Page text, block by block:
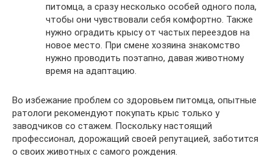
питомца, а сразу несколько особей одного пола,
чтобы они чувствовали себя комфортно. Также
нужно оградить крысу от частых переездов на
новое место. При смене хозяина знакомство
нужно проводить поэтапно, давая животному
время на адаптацию.
Во избежание проблем со здоровьем питомца, опытные
ратологи рекомендуют покупать крыс только у
заводчиков со стажем. Поскольку настоящий
профессионал, дорожащий своей репутацией, заботится
о своих животных с самого рождения.